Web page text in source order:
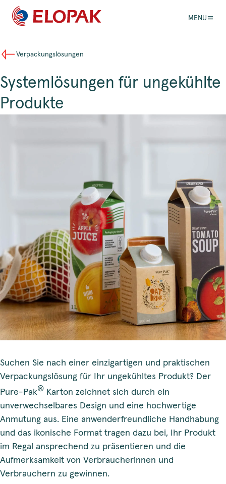
MENU
Verpackungslösungen
Systemlösungen für ungekühlte
Produkte
Suchen Sie nach einer einzigartigen und praktischen
Verpackungslösung für Ihr ungekühltes Produkt? Der
Pure-Pak® Karton zeichnet sich durch ein
unverwechselbares Design und eine hochwertige
Anmutung aus. Eine anwenderfreundliche Handhabung
und das ikonische Format tragen dazu bei, Ihr Produkt
im Regal ansprechend zu präsentieren und die
Aufmerksamkeit von Verbraucherinnen und
Verbrauchern zu gewinnen.